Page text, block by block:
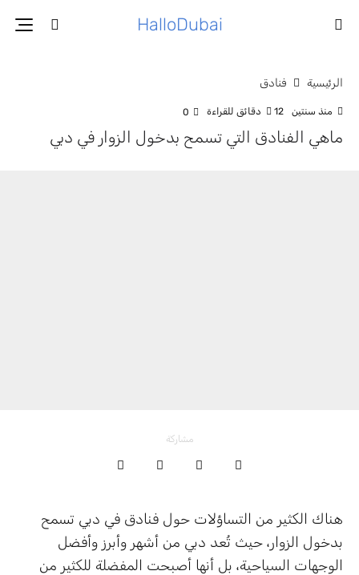
HalloDubai
الرئيسية فنادق
منذ سنتين 12 دقائق للقراءة 0
ماهي الفنادق التي تسمح بدخول الزوار في دبي
مشاركة
هناك الكثير من التساؤلات حول فنادق في دبي تسمح
بدخول الزوار، حيث تُعد دبي من أشهر وأبرز وأفضل
الوجهات السياحية، بل أنها أصبحت المفضلة للكثير من